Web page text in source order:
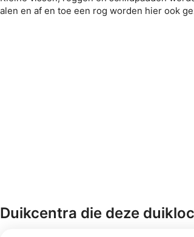
alen en af en toe een rog worden hier ook
Duikcentra die deze